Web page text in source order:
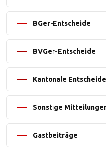
BGer-Entscheide
BVGer-Entscheide
Kantonale Entscheide
Sonstige
Gastbeiträge